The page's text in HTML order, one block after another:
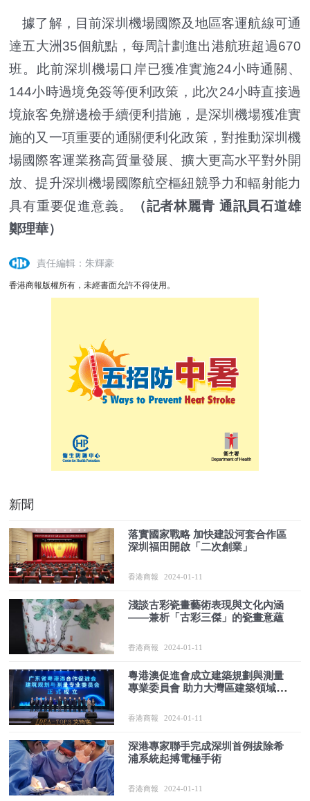
據了解，目前深圳機場國際及地區客運航線可通
達五大洲35個航點，每周計劃進出港航班超過670
班。此前深圳機場口岸已獲准實施24小時通關、
144小時過境免簽等便利政策，此次24小時直接過
境旅客免辦邊檢手續便利措施，是深圳機場獲准實
施的又一項重要的通關便利化政策，對推動深圳機
場國際客運業務高質量發展、擴大更高水平對外開
放、提升深圳機場國際航空樞紐競爭力和輻射能力
具有重要促進意義。
（記者林麗青 通訊員石道雄
鄭理華）
責任編輯：朱輝豪
香港商報版權所有，未經書面允許不得使用。
新聞
落實國家戰略 加快建設河套合作區
深圳福田開啟「二次創業」
香港商報 2024-01-11
淺談古彩瓷畫藝術表現與文化內涵
——兼析「古彩三傑」的瓷畫意蘊
香港商報 2024-01-11
粵港澳促進會成立建築規劃與測量
專業委員會 助力大灣區建築領域高
香港商報 2024-01-11
深港專家聯手完成深圳首例拔除希
浦系統起搏電極手術
香港商報 2024-01-11